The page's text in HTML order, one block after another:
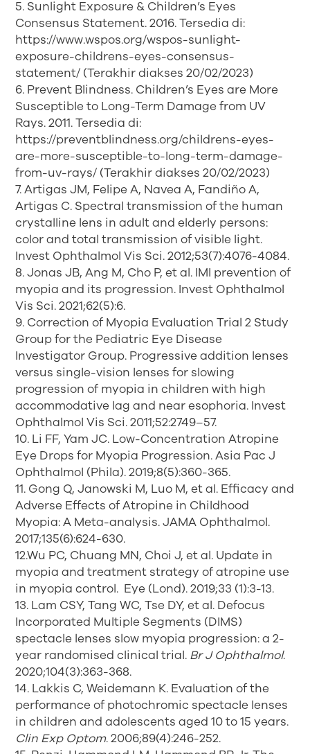
5. Sunlight Exposure & Children’s Eyes
Consensus Statement. 2016. Tersedia di:
https://www.wspos.org/wspos-sunlight-
exposure-childrens-eyes-consensus-
statement/ (Terakhir diakses 20/02/2023)
6. Prevent Blindness. Children’s Eyes are More
Susceptible to Long-Term Damage from UV
Rays. 2011. Tersedia di:
https://preventblindness.org/childrens-eyes-
are-more-susceptible-to-long-term-damage-
from-uv-rays/ (Terakhir diakses 20/02/2023)
7. Artigas JM, Felipe A, Navea A, Fandiño A,
Artigas C. Spectral transmission of the human
crystalline lens in adult and elderly persons:
color and total transmission of visible light.
Invest Ophthalmol Vis Sci. 2012;53(7):4076-4084.
8. Jonas JB, Ang M, Cho P, et al. IMI prevention of
myopia and its progression. Invest Ophthalmol
Vis Sci. 2021;62(5):6.
9. Correction of Myopia Evaluation Trial 2 Study
Group for the Pediatric Eye Disease
Investigator Group. Progressive addition lenses
versus single-vision lenses for slowing
progression of myopia in children with high
accommodative lag and near esophoria. Invest
Ophthalmol Vis Sci. 2011;52:2749–57.
10. Li FF, Yam JC. Low-Concentration Atropine
Eye Drops for Myopia Progression. Asia Pac J
Ophthalmol (Phila). 2019;8(5):360-365.
11. Gong Q, Janowski M, Luo M, et al. Efficacy and
Adverse Effects of Atropine in Childhood
Myopia: A Meta-analysis. JAMA Ophthalmol.
2017;135(6):624-630.
12.Wu PC, Chuang MN, Choi J, et al. Update in
myopia and treatment strategy of atropine use
in myopia control. Eye (Lond). 2019;33 (1):3-13.
13. Lam CSY, Tang WC, Tse DY, et al. Defocus
Incorporated Multiple Segments (DIMS)
spectacle lenses slow myopia progression: a 2-
year randomised clinical trial. Br J Ophthalmol.
2020;104(3):363-368.
14. Lakkis C, Weidemann K. Evaluation of the
performance of photochromic spectacle lenses
in children and adolescents aged 10 to 15 years.
Clin Exp Optom. 2006;89(4):246-252.